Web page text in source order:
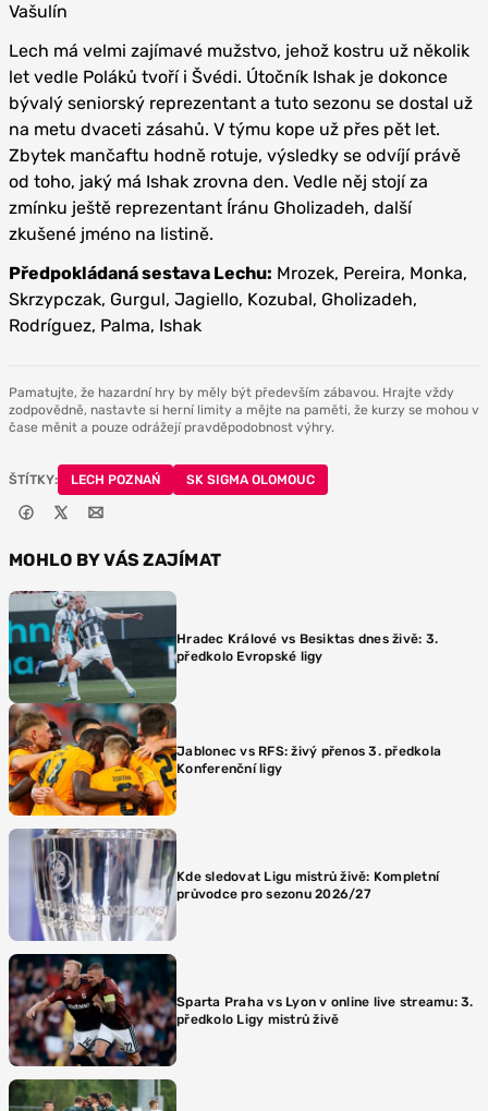
Vašulín
Lech má velmi zajímavé mužstvo, jehož kostru už několik
let vedle Poláků tvoří i Švédi. Útočník Ishak je dokonce
bývalý seniorský reprezentant a tuto sezonu se dostal už
na metu dvaceti zásahů. V týmu kope už přes pět let.
Zbytek mančaftu hodně rotuje, výsledky se odvíjí právě
od toho, jaký má Ishak zrovna den. Vedle něj stojí za
zmínku ještě reprezentant Íránu Gholizadeh, další
zkušené jméno na listině.
Předpokládaná sestava Lechu: Mrozek, Pereira, Monka,
Skrzypczak, Gurgul, Jagiello, Kozubal, Gholizadeh,
Rodríguez, Palma, Ishak
Pamatujte, že hazardní hry by měly být především zábavou. Hrajte vždy
zodpovědně, nastavte si herní limity a mějte na paměti, že kurzy se mohou v
čase měnit a pouze odrážejí pravděpodobnost výhry.
ŠTÍTKY: LECH POZNAŃ SK SIGMA OLOMOUC
MOHLO BY VÁS ZAJÍMAT
Hradec Králové vs Besiktas dnes živě: 3.
předkolo Evropské ligy
Jablonec vs RFS: živý přenos 3. předkola
Konferenční ligy
Kde sledovat Ligu mistrů živě: Kompletní
průvodce pro sezonu 2026/27
Sparta Praha vs Lyon v online live streamu: 3.
předkolo Ligy mistrů živě